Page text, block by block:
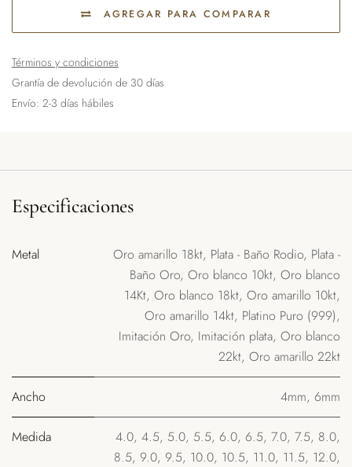
AGREGAR PARA COMPARAR
Términos y condiciones
Grantía de devolución de 30 días
Envío: 2-3 días hábiles
Especificaciones
Metal Oro amarillo 18kt, Plata - Baño Rodio, Plata -
Baño Oro, Oro blanco 10kt, Oro blanco
14Kt, Oro blanco 18kt, Oro amarillo 10kt,
Oro amarillo 14kt, Platino Puro (999),
Imitación Oro, Imitación plata, Oro blanco
22kt, Oro amarillo 22kt
Ancho 4mm, 6mm
Medida 4.0, 4.5, 5.0, 5.5, 6.0, 6.5, 7.0, 7.5, 8.0,
8.5, 9.0, 9.5, 10.0, 10.5, 11.0, 11.5, 12.0,